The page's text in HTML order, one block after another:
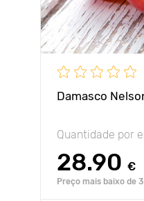
Damasco
Quantidade por
28.90 €
Preço mais baixo de